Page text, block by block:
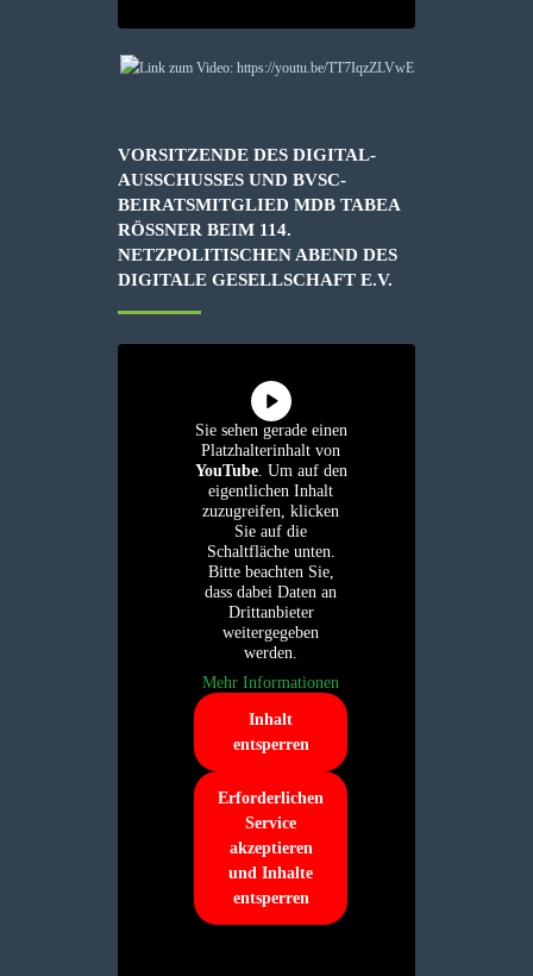
VORSITZENDE DES DIGITAL-
AUSSCHUSSES UND BVSC-
BEIRATSMITGLIED MDB TABEA
RÖSSNER BEIM 114. N
ETZPOLITISCHEN ABEND DES D
IGITALE GESELLSCHAFT E.V.
Sie sehen gerade einen
Platzhalterinhalt von
YouTube. Um auf den
eigentlichen Inhalt
zuzugreifen, klicken
Sie auf die
Schaltfläche unten.
Bitte beachten Sie,
dass dabei Daten an
Drittanbieter
weitergegeben
werden.
Mehr Informationen
Inhalt
entsperren
Erforderlichen
Service
akzeptieren
und Inhalte
entsperren